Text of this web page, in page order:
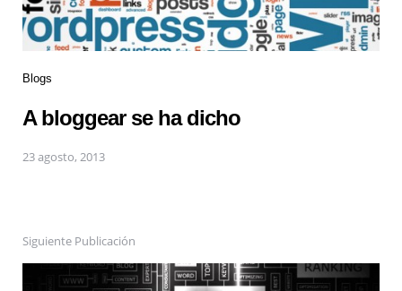
Blogs
A bloggear se ha dicho
23 agosto, 2013
Siguiente Publicación